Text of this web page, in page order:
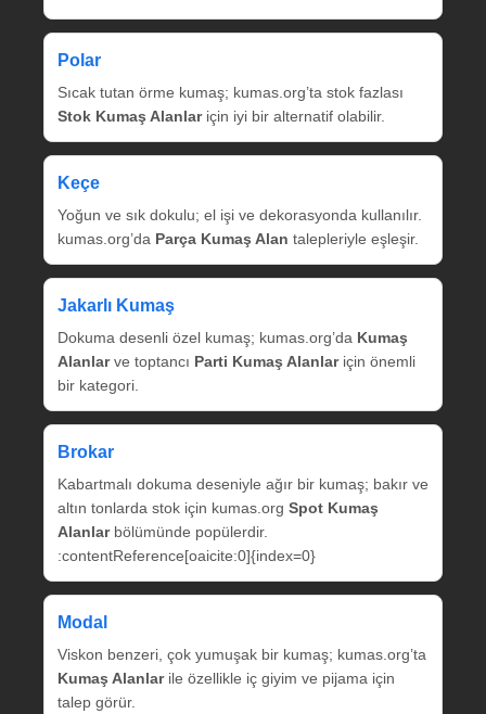
Polar
Sıcak tutan örme kumaş; kumas.org’ta stok fazlası
Stok Kumaş Alanlariçin iyi bir alternatif olabilir.
Keçe
Yoğun ve sık dokulu; el işi ve dekorasyonda kullanılır.
kumas.org’da Parça Kumaş Alan talepleriyle eşleşir.
Jakarlı Kumaş
Dokuma desenli özel kumaş; kumas.org’da Kumaş
Alanlarve toptancı Parti Kumaş Alanlariçin önemli
bir kategori.
Brokar
Kabartmalı dokuma deseniyle ağır bir kumaş; bakır ve
altın tonlarda stok için kumas.org Spot Kumaş
Alanlarbölümünde popülerdir.
:contentReference[oaicite:0]{index=0}
Modal
Viskon benzeri, çok yumuşak bir kumaş; kumas.org’ta
Kumaş Alanlarile özellikle iç giyim ve pijama için
talep görür.